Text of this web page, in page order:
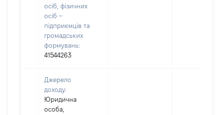
осіб, фізичних
осіб –
підприємців та
громадських
формувань:
41544263
Джерело
доходу:
Юридична
особа,